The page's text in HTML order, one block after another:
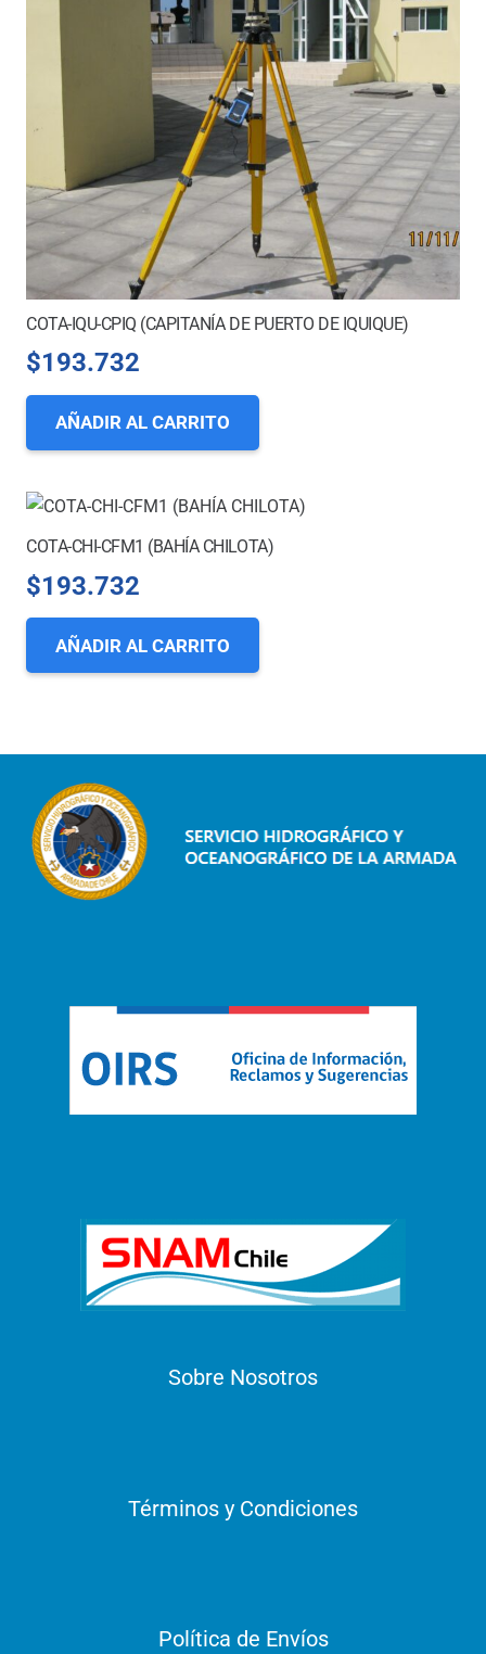
COTA-IQU-CPIQ (CAPITANÍA DE PUERTO DE IQUIQUE)
$193.732
AÑADIR AL CARRITO
COTA-CHI-CFM1 (BAHÍA CHILOTA)
$193.732
AÑADIR AL CARRITO
Sobre Nosotros
Términos y Condiciones
Política de Envíos